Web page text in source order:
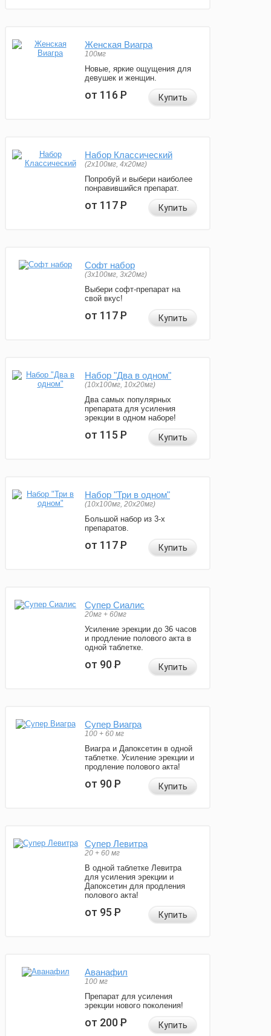
Женская Виагра
100мг
Новые, яркие ощущения для
девушек и женщин.
от 116Р Купить
Набор Классический
(2x100мг, 4x20мг)
Попробуй и выбери наиболее
понравившийся препарат.
от 117Р Купить
Софт набор
(3x100мг, 3x20мг)
Выбери софт-препарат на
свой вкус!
от 117Р Купить
Набор "Два в одном"
(10x100мг, 10x20мг)
Два самых популярных
препарата для усиления
эрекции в одном наборе!
от 115Р Купить
Набор "Три в одном"
(10x100мг, 20x20мг)
Большой набор из 3-х
препаратов.
от 117Р Купить
Супер Сиалис
20мг + 60мг
Усиление эрекции до 36 часов
и продление полового акта в
одной таблетке.
от 90Р Купить
Супер Виагра
100 + 60 мг
Виагра и Дапоксетин в одной
таблетке. Усиление эрекции и
продление полового акта!
от 90Р Купить
Супер Левитра
20 + 60 мг
В одной таблетке Левитра
для усиления эрекции и
Дапоксетин для продления
полового акта!
от 95Р Купить
Аванафил
100 мг
Препарат для усиления
эрекции нового поколения!
от 200Р Купить